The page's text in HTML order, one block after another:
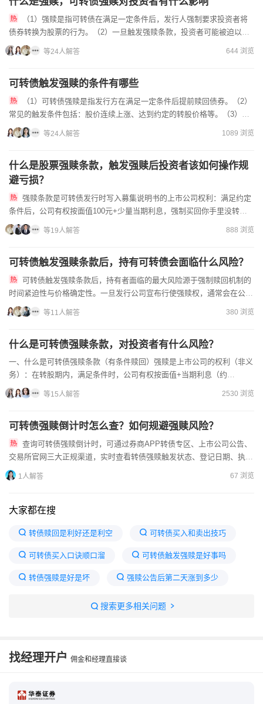
债券转换为股票的行为。（2）一旦触发强赎条款，投资者可能被迫以较
低价格转股，导致损失部分收益。（3）对于未及时转股的投资者来...
等24人解答 644 浏览
可转债触发强赎的条件有哪些
常见的触发条件包括：股价连续上涨、达到约定的转股价格等。（3）一
旦触发强赎，投资者需及时决定是否转股或卖出。如果你对可转债...
等24人解答 1089 浏览
什么是股票强赎条款，触发强赎后投资者该如何操作规
避亏损？
条件后，公司有权按面值100元+少量当期利息，强制买回你手里没转股
的可转债，不是到期还本，是提前强制收回。公司核心目的：逼投...
等19人解答 888 浏览
可转债触发强赎条款后，持有可转债会面临什么风险？
时间紧迫性与价格确定性。一旦发行公司宣布行使强赎权，通常会在公告
中设定一个最后交易日和转股截止日，投资者必须在该期限前选择卖...
等11人解答 380 浏览
什么是可转债强赎条款，对投资者有什么风险？
一、什么是可转债强赎条款（有条件赎回）强赎是上市公司的权利（非义
务）：在转股期内，满足条件时，公司有权按面值+当期利息（约
100.1~103元/张），强制买回未转股的转债。核心触发条件...
等15人解答 2530 浏览
可转债强赎倒计时怎么查？如何规避强赎风险？
交易所官网三大正规渠道，实时查看转债强赎触发状态、登记日期、执行
日期，精准把控风险。持仓转债需每日更新公告，重点关注“提前...
1人解答 67 浏览
大家都在搜
转债赎回是利好还是利空 可转债买入和卖出技巧
可转债买入口诀顺口溜 可转债触发强赎是好事吗
转债强赎是好是坏 强赎公告后第二天涨到多少
可转债套利的6种方法
搜索更多相关问题
找经理开户 佣金和经理直接谈